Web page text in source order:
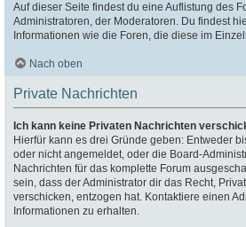
Auf dieser Seite findest du eine Auflistung des
Administratoren, der Moderatoren. Du findest
Informationen wie die Foren, die diese im
Nach oben
Private Nachrichten
Ich kann keine Privaten Nachrichten
Hierfür kann es drei Gründe geben: Entweder
oder nicht angemeldet, oder die Board-
Nachrichten für das komplette Forum
sein, dass der Administrator dir das Recht,
verschicken, entzogen hat. Kontaktiere einen
Informationen zu erhalten.